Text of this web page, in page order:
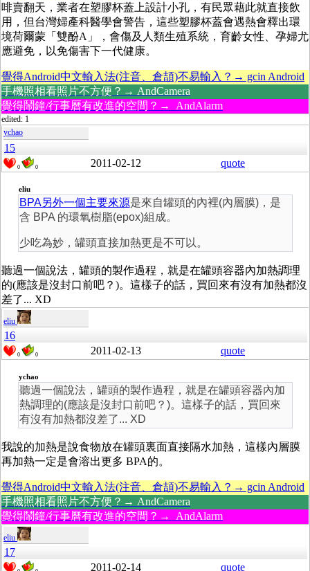
啡賣翻天，業者在塑膠杯蓋上設計小孔，有民眾藉此就直接飲
用，但台灣婦產科醫學會警告，這些塑膠杯蓋會遇熱會釋出環
境荷爾蒙「雙酚A」，會傷及人類生殖系統，育齡女性、孕婦尤
應避免，以免傷害下一代健康。
覺得Android中文輸入法(注音、倉頡)不易輸入？→ gcin Android
手機照相看照片不方便？→ AndCamera
覺得鬧鐘/行事曆有改進的空間？→ AndAlarm
edited: 1
ychao
15
0 0 2011-02-12 quote
eliu
BPA另外一個主要來源是來自罐頭的內裡(內層膜)，是
含 BPA 的環氧樹脂(epox)組成。
少吃為妙，罐頭直接加熱更是不可以。
聽過一個說法，罐頭的製作過程，就是在罐頭容器內加熱調理
的(應該是沒封口前吧？)。這樣子的話，買回來有沒有加熱都沒
差了... XD
eliu
16
0 0 2011-02-13 quote
ychao
聽過一個說法，罐頭的製作過程，就是在罐頭容器內加
熱調理的(應該是沒封口前吧？)。這樣子的話，買回來
有沒有加熱都沒差了... XD
我說的加熱是說食物放在罐頭裏面直接隔水加熱，這樣內層膜
再加熱一定是會溶出更多 BPA的。
覺得Android中文輸入法(注音、倉頡)不易輸入？→ gcin Android
手機照相看照片不方便？→ AndCamera
覺得鬧鐘/行事曆有改進的空間？→ AndAlarm
eliu
17
2011-02-14 quote